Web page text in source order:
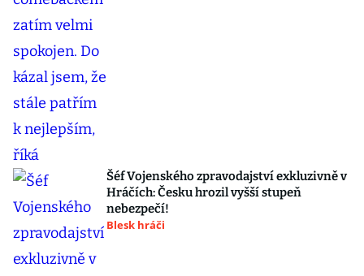
Šéf Vojenského zpravodajství exkluzivně v
Hráčích: Česku hrozil vyšší stupeň
nebezpečí!
Blesk hráči